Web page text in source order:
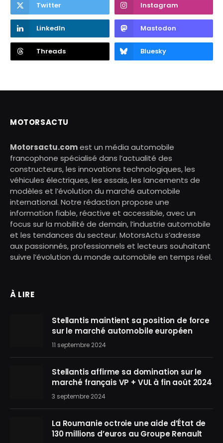
Twitter Instagram
LinkedIn Mastodon
Threads Bluesky
MOTORSACTU
Motorsactu.comest un média automobile
francophone spécialisé dans l’actualité des
constructeurs, les innovations technologiques, les
véhicules électriques, les essais, les lancements de
modèles et l’évolution du marché automobile
international. Notre rédaction propose une
information fiable, réactive et accessible, avec un
focus sur la mobilité de demain, l’industrie automobile
et les tendances du secteur. MotorsActu s’adresse
aux passionnés, professionnels et lecteurs souhaitant
suivre l’évolution du monde automobile en temps réel.
À LIRE
Stellantis maintient sa position de force
sur le marché automobile européen
11 septembre 2024
Stellantis affirme sa domination sur le
marché français VP + VUL à fin août 2024
3 septembre 2024
La Roumanie octroie une aide d’État de
130 millions d’euros au Groupe Renault